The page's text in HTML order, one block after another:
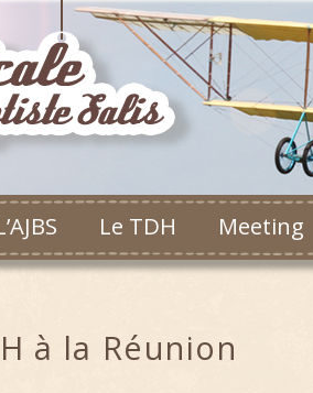
Le TDH Meeting
à la Réunion